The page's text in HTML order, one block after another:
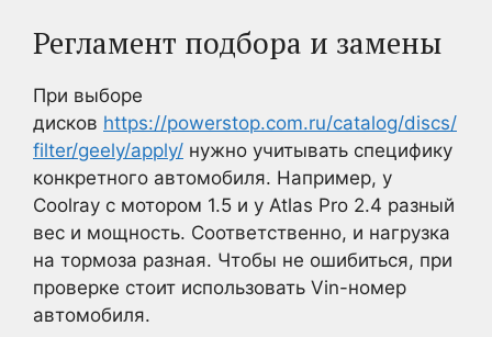
Регламент подбора и замены
При выборе
дисков https://powerstop.com.ru/catalog/discs/
filter/geely/apply/ нужно учитывать специфику
конкретного автомобиля. Например, у
Coolray с мотором 1.5 и у Atlas Pro 2.4 разный
вес и мощность. Соответственно, и нагрузка
на тормоза разная. Чтобы не ошибиться, при
проверке стоит использовать Vin-номер
автомобиля.